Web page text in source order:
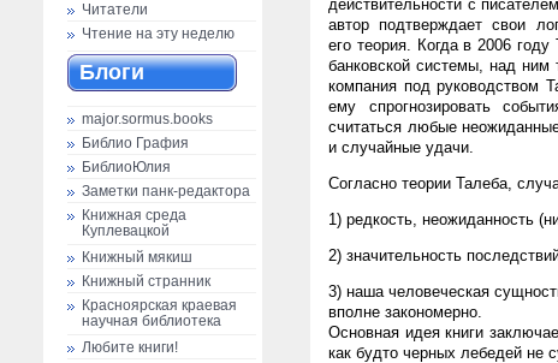
Читатели
Чтение на эту неделю
Блоги
major.sormus.books
Библио Графия
БиблиоЮлия
Заметки панк-редактора
Книжная среда
Куплевацкой
Книжный мякиш
Книжный странник
Красноярская краевая
научная библиотека
Любите книги!
действительности с
автор подтверждает свои
его теория. Когда в 2006
банковской системы, над ним
компания под руководством
ему спрогнозировать
считаться любые
и случайные удачи.
Согласно теории Талеба,
1) редкость, неожиданность
2) значительность
3) наша человеческая
вполне закономерно.
Основная идея книги
как будто черных лебедей не